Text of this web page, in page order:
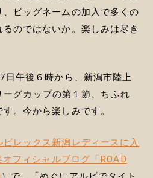
ビッグネームの加入で多くの
のではないか。楽しみは尽き
日午後６時から、新潟市陸上
グカップの第１節、ちふれ
。今から楽しみです。
ビレックス新潟レディースに入
フィシャルブログ「ROAD